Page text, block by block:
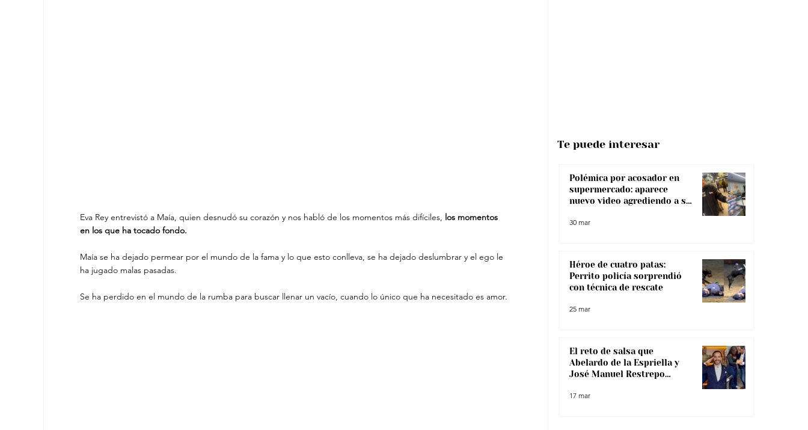
Eva Rey entrevistó a Maía, quien desnudó su corazón y nos habló de los momentos más difíciles, los momentos
en los que ha tocado fondo.
Maía se ha dejado permear por el mundo de la fama y lo que esto conlleva, se ha dejado deslumbrar y el ego le
ha jugado malas pasadas.
Se ha perdido en el mundo de la rumba para buscar llenar un vacío, cuando lo único que ha necesitado es amor.
Polémica por acosador en
supermercado: aparece
nuevo video agrediendo a su
30 mar
Héroe de cuatro patas:
Perrito policía sorprendió
con técnica de rescate
25 mar
El reto de salsa que
Abelardo de la Espriella y
José Manuel Restrepo
17 mar
Te puede interesar